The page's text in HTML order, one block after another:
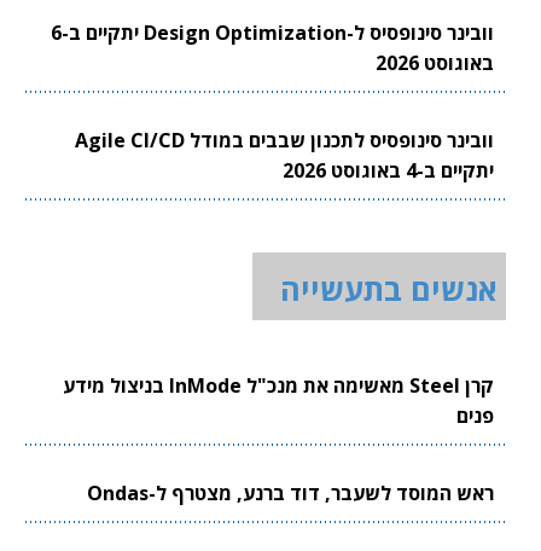
וובינר סינופסיס ל-Design Optimization יתקיים ב-6
באוגוסט 2026
וובינר סינופסיס לתכנון שבבים במודל Agile CI/CD
יתקיים ב-4 באוגוסט 2026
אנשים בתעשייה
קרן Steel מאשימה את מנכ"ל InMode בניצול מידע
פנים
ראש המוסד לשעבר, דוד ברנע, מצטרף ל-Ondas